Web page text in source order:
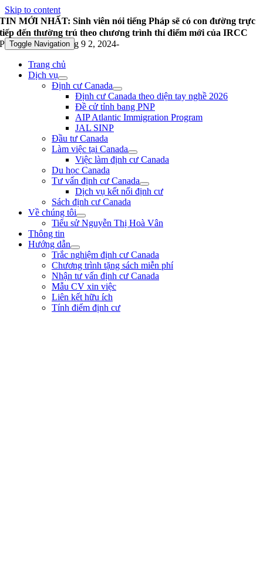
Skip to content
Toggle Navigation
Trang chủ
Dịch vụ
Định cư Canada
Định cư Canada theo diện tay nghề 2026
Đề cử tỉnh bang PNP
AIP Atlantic Immigration Program
JAL SINP
Đầu tư Canada
Làm việc tại Canada
Việc làm định cư Canada
Du học Canada
Tư vấn định cư Canada
Dịch vụ kết nối định cư
Sách định cư Canada
Về chúng tôi
Tiểu sử Nguyễn Thị Hoà Vân
Thông tin
Hướng dẫn
Trắc nghiệm định cư Canada
Chương trình tặng sách miễn phí
Nhận tư vấn định cư Canada
Mẫu CV xin việc
Liên kết hữu ích
Tính điểm định cư
TIN MỚI NHẤT: Sinh viên nói tiếng Pháp sẽ có con đường trực
tiếp đến thường trú theo chương trình thí điểm mới của IRCC
Published On: Tháng 9 2, 2024-